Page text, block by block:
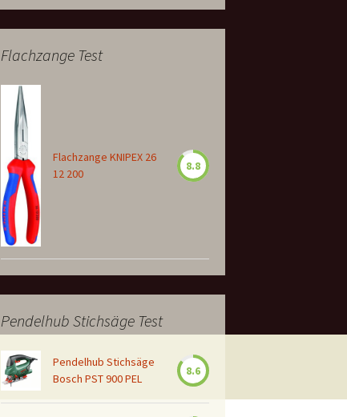
Flachzange Test
Flachzange KNIPEX 26
12 200
8.8
Pendelhub Stichsäge Test
Pendelhub Stichsäge
Bosch PST 900 PEL
8.6